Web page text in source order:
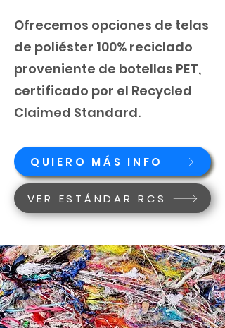
Ofrecemos opciones de telas
de poliéster 100% reciclado
proveniente de botellas PET,
certificado por el Recycled
Claimed Standard.
QUIERO MÁS INFO
VER ESTÁNDAR RCS